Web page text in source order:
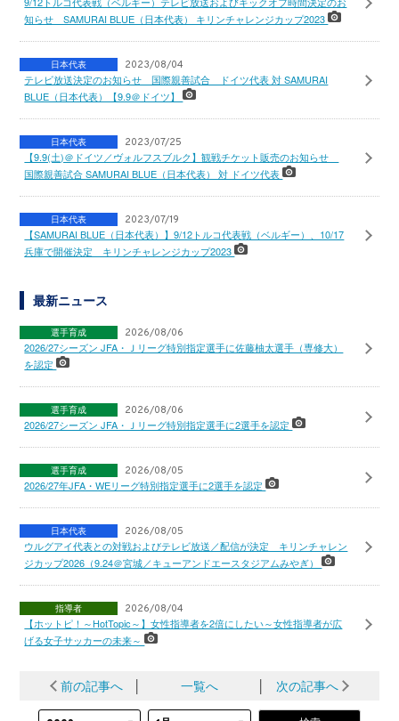
知らせ SAMURAI BLUE（日本代表） キリンチャレンジカップ2023
日本代表 2023/08/04
テレビ放送決定のお知らせ 国際親善試合 ドイツ代表 対 SAMURAI
BLUE（日本代表）【9.9＠ドイツ】
日本代表 2023/07/25
【9.9(土)＠ドイツ／ヴォルフスブルク】観戦チケット販売のお知らせ
国際親善試合 SAMURAI BLUE（日本代表） 対 ドイツ代表
日本代表 2023/07/19
【SAMURAI BLUE（日本代表）】9/12トルコ代表戦（ベルギー）、10/17
兵庫で開催決定 キリンチャレンジカップ2023
最新ニュース
選手育成 2026/08/06
2026/27シーズン JFA・Ｊリーグ特別指定選手に佐藤柚太選手（専修大）
を認定
選手育成 2026/08/06
2026/27シーズン JFA・Ｊリーグ特別指定選手に2選手を認定
選手育成 2026/08/05
2026/27年JFA・WEリーグ特別指定選手に2選手を認定
日本代表 2026/08/05
ウルグアイ代表との対戦およびテレビ放送／配信が決定 キリンチャレン
ジカップ2026（9.24＠宮城／キューアンドエースタジアムみやぎ）
指導者 2026/08/04
【ホットピ！～HotTopic～】女性指導者を2倍にしたい～女性指導者が広
げる女子サッカーの未来～
前の記事へ │ 一覧へ │ 次の記事へ